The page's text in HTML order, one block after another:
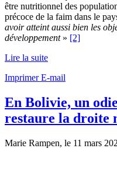
être nutritionnel des
précoce de la faim dans le
avoir atteint aussi bien les
développement » [2]
Lire la suite
ImprimerE-mail
En Bolivie, un
restaure la droite
Marie Rampen, le 11 mars